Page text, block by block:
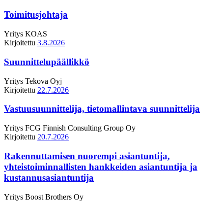
Toimitusjohtaja
Yritys KOAS
Kirjoitettu 3.8.2026
Suunnittelupäällikkö
Yritys Tekova Oyj
Kirjoitettu 22.7.2026
Vastuusuunnittelija, tietomallintava suunnittelija
Yritys FCG Finnish Consulting Group Oy
Kirjoitettu 20.7.2026
Rakennuttamisen nuorempi asiantuntija,
yhteistoiminnallisten hankkeiden asiantuntija ja
kustannusasiantuntija
Yritys Boost Brothers Oy